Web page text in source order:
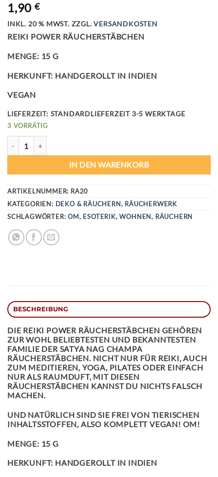
1,90 €
INKL. 20 % MWST. ZZGL.VERSANDKOSTEN
REIKI POWER RÄUCHERSTÄBCHEN
MENGE: 15 G
HERKUNFT: HANDGEROLLT IN INDIEN
VEGAN
LIEFERZEIT: STANDARDLIEFERZEIT 3-5 WERKTAGE
3 VORRÄTIG
IN DEN WARENKORB
ARTIKELNUMMER: RA20
KATEGORIEN: DEKO & RÄUCHERN, RÄUCHERWERK
SCHLAGWÖRTER:OM, ESOTERIK,WOHNEN, RÄUCHERN
BESCHREIBUNG
DIE REIKI POWER RÄUCHERSTÄBCHEN GEHÖREN
ZUR WOHL BELIEBTESTEN UND BEKANNTESTEN
FAMILIE DER SATYA NAG CHAMPA
RÄUCHERSTÄBCHEN. NICHT NUR FÜR REIKI, AUCH
ZUM MEDITIEREN, YOGA, PILATES ODER EINFACH
NUR ALS RAUMDUFT, MIT DIESEN
RÄUCHERSTÄBCHEN KANNST DU NICHTS FALSCH
MACHEN.
UND NATÜRLICH SIND SIE FREI VON TIERISCHEN
INHALTSSTOFFEN, ALSO KOMPLETT VEGAN! OM!
MENGE: 15 G
HERKUNFT: HANDGEROLLT IN INDIEN